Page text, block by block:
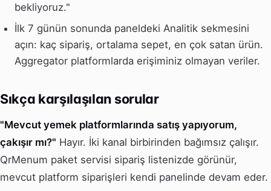
bekliyoruz."
İlk 7 günün sonunda paneldeki Analitik sekmesini
açın: kaç sipariş, ortalama sepet, en çok satan ürün.
Aggregator platformlarda erişiminiz olmayan veriler.
Sıkça karşılaşılan sorular
"Mevcut yemek platformlarında satış yapıyorum,
çakışır mı?" Hayır. İki kanal birbirinden bağımsız çalışır.
QrMenum paket servisi sipariş listenizde görünür,
mevcut platform siparişleri kendi panelinde devam eder.